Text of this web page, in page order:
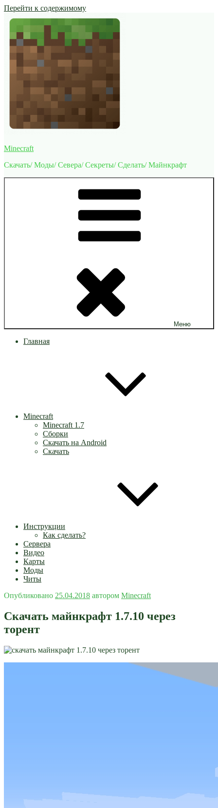
Перейти к содержимому
Minecraft
Скачать/ Моды/ Севера/ Секреты/ Сделать/ Майнкрафт
Меню
Главная
Minecraft
Minecraft 1.7
Сборки
Скачать на Android
Скачать
Инструкции
Как сделать?
Сервера
Видео
Карты
Моды
Читы
Опубликовано 25.04.2018 автором Minecraft
Скачать майнкрафт 1.7.10 через
торент